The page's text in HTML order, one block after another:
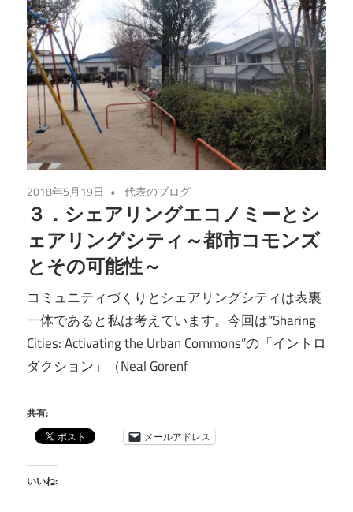
2018年5月19日 代表のブログ
３．シェアリングエコノミーとシ
ェアリングシティ～都市コモンズ
とその可能性～
コミュニティづくりとシェアリングシティは表裏
一体であると私は考えています。今回は“Sharing
Cities: Activating the Urban Commons”の「イントロ
ダクション」（Neal Gorenf
共有:
メールアドレス
いいね: